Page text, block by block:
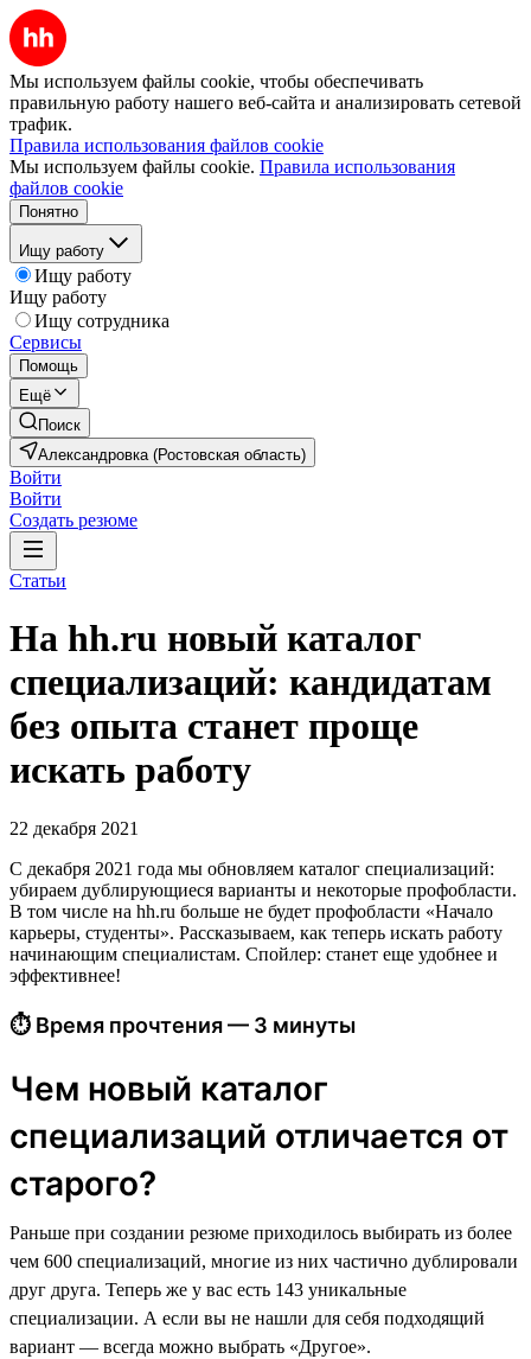
Мы используем файлы cookie, чтобы обеспечивать
правильную работу нашего веб-сайта и анализировать сетевой
трафик.
Правила использования файлов cookie
Мы используем файлы cookie. Правила использования
файлов cookie
Понятно
Ищу работу
Ищу работу
Ищу работу
Ищу сотрудника
Сервисы
Помощь
Ещё
Поиск
Александровка (Ростовская область)
Войти
Войти
Создать резюме
Статьи
На hh.ru новый каталог
специализаций: кандидатам
без опыта станет проще
искать работу
22 декабря 2021
С декабря 2021 года мы обновляем каталог специализаций:
убираем дублирующиеся варианты и некоторые профобласти.
В том числе на hh.ru больше не будет профобласти «Начало
карьеры, студенты». Рассказываем, как теперь искать работу
начинающим специалистам. Спойлер: станет еще удобнее и
эффективнее!
⏱ Время прочтения — 3 минуты
Чем новый каталог
специализаций отличается от
старого?
Раньше при создании резюме приходилось выбирать из более
чем 600 специализаций, многие из них частично дублировали
друг друга. Теперь же у вас есть 143 уникальные
специализации. А если вы не нашли для себя подходящий
вариант — всегда можно выбрать «Другое».